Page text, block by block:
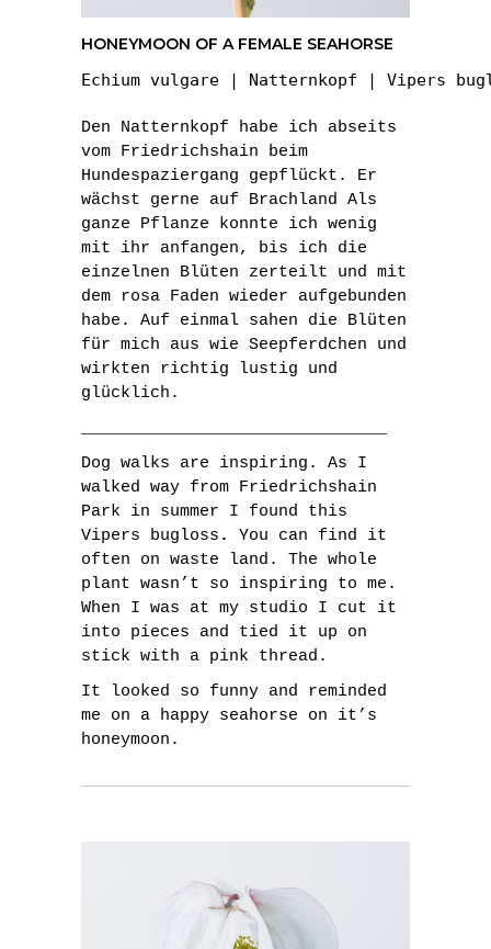
HONEYMOON OF A FEMALE SEAHORSE
Echium vulgare | Natternkopf | Vipers
Den Natternkopf habe ich abseits
vom Friedrichshain beim
Hundespaziergang gepflückt. Er
wächst gerne auf Brachland Als
ganze Pflanze konnte ich wenig
mit ihr anfangen, bis ich die
einzelnen Blüten zerteilt und mit
dem rosa Faden wieder aufgebunden
habe. Auf einmal sahen die Blüten
für mich aus wie Seepferdchen und
wirkten richtig lustig und
glücklich.
Dog walks are inspiring. As I
walked way from Friedrichshain
Park in summer I found this
Vipers bugloss . You can find it
often on waste land. The whole
plant wasn’t so inspiring to me.
When I was at my studio I cut it
into pieces and tied it up on
stick with a pink thread.
It looked so funny and reminded
me on a happy seahorse on it’s
honeymoon.